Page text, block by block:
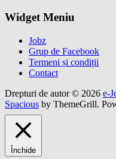
Widget Meniu
Jobz
Grup de Facebook
Termeni și condiții
Contact
Drepturi de autor © 2026 e-
Spacious by ThemeGrill.
Închide